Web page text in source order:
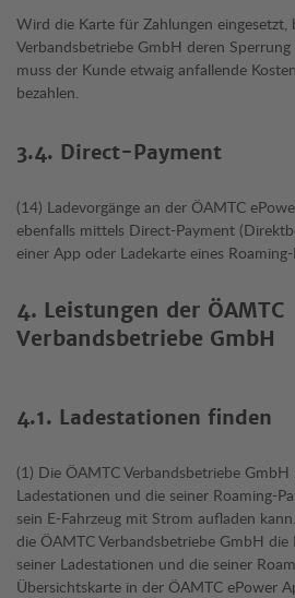
Wird die Karte für Zahlungen eingesetzt,
Verbandsbetriebe GmbH deren
muss der Kunde etwaig anfallende
bezahlen.
3.4. Direct-Payment
(14) Ladevorgänge an der ÖAMTC
ebenfalls mittels Direct-Payment
einer App oder Ladekarte eines
4. Leistungen der ÖAMTC
Verbandsbetriebe GmbH
4.1. Ladestationen finden
(1) Die ÖAMTC Verbandsbetriebe
Ladestationen und die seiner Roaming-
sein E-Fahrzeug mit Strom aufladen
die ÖAMTC Verbandsbetriebe GmbH
seiner Ladestationen und die seiner
Übersichtskarte in der ÖAMTC ePower